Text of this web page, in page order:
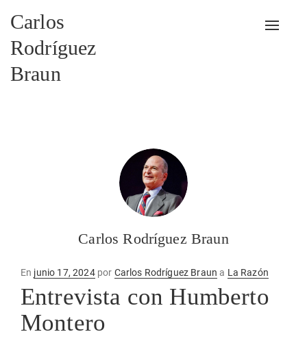
Carlos
Rodríguez
Braun
Carlos Rodríguez Braun
En Publicado
en
junio 17, 2024por Carlos Rodríguez Braun a La Razón
Entrevista con Humberto
Montero